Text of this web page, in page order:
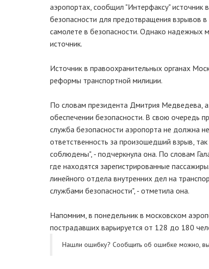
аэропортах, сообщил "Интерфаксу"
безопасности для предотвращения взрывов
самолете в безопасности. Однако надежных
источник.
Источник в правоохранительных органах
реформы транспортной милиции.
По словам президента Дмитрия Медведева,
обеспечении безопасности. В свою очередь
служба безопасности аэропорта не должна
ответственность за произошедший взрыв,
соблюдены", - подчеркнула она. По словам
где находятся зарегистрированные
линейного отдела внутренних дел на
службами безопасности", - отметила она.
Напомним, в понедельник в московском
пострадавших варьируется от 128 до 180
Нашли ошибку? Cообщить об ошибке можно,